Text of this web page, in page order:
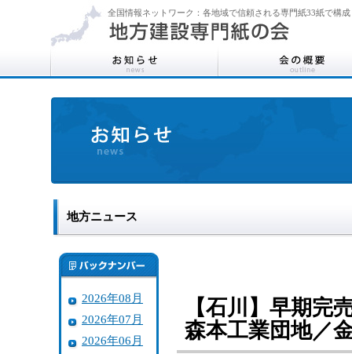
全国情報ネットワーク：各地域で信頼される専門紙33紙で構成
地方ニュース
2026年08月
2026年07月
2026年06月
【石川】早期完
森本工業団地／